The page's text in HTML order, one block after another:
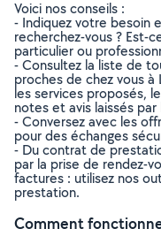
Voici nos conseils :
- Indiquez votre besoin
recherchez-vous ? Est-
particulier ou
- Consultez la liste de
proches de chez vous
les services proposés,
notes et avis laissés
- Conversez avec les
pour des échanges
- Du contrat de
par la prise de rendez-
factures : utilisez nos
prestation.
Comment